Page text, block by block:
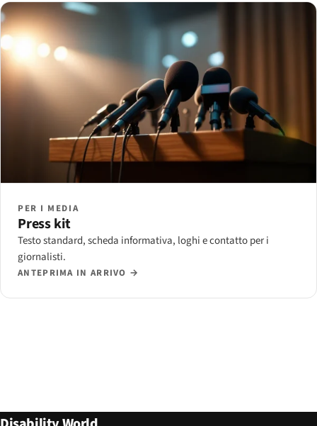
PER I MEDIA
Press kit
Testo standard, scheda informativa, loghi e contatto per i
giornalisti.
ANTEPRIMA IN ARRIVO →